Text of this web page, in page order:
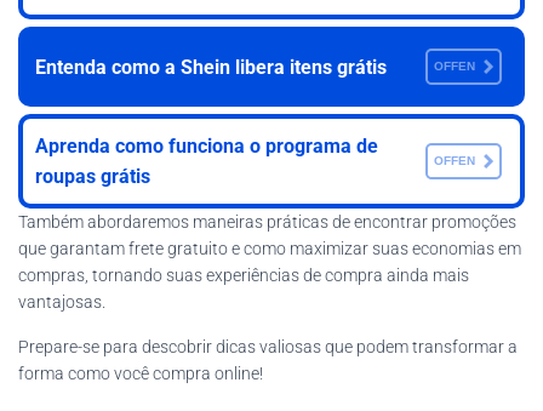
Entenda como a Shein libera itens grátis OFFEN
Aprenda como funciona o programa de
roupas grátis
OFFEN
Também abordaremos maneiras práticas de encontrar promoções
que garantam frete gratuito e como maximizar suas economias em
compras, tornando suas experiências de compra ainda mais
vantajosas.
Prepare-se para descobrir dicas valiosas que podem transformar a
forma como você compra online!